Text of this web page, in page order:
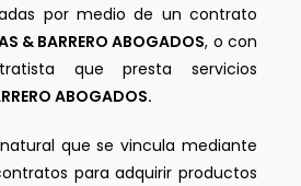
por medio de un contrato
& BARRERO ABOGADOS, o con
que presta servicios
ABOGADOS.
que se vincula mediante
para adquirir productos